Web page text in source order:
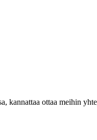
kannattaa ottaa meihin